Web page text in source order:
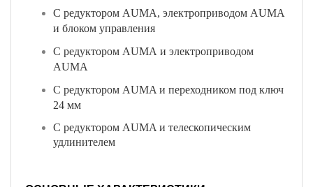
С редуктором AUMA, электроприводом AUMA
и блоком управления
С редуктором AUMA и электроприводом
AUMA
С редуктором AUMA и переходником под ключ
24 мм
С редуктором AUMA и телескопическим
удлинителем